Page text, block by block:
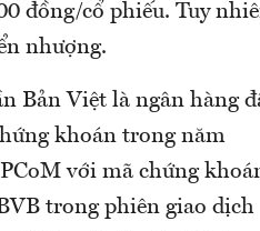
đồng/cổ phiếu. Tuy
nhượng.
Bản Việt là ngân hàng
khoán trong năm
với mã chứng
trong phiên giao dịch